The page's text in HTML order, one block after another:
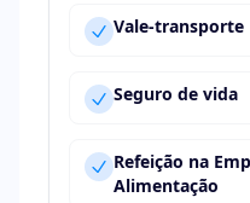
Vale-transporte
Seguro de vida
Refeição na
Alimentação